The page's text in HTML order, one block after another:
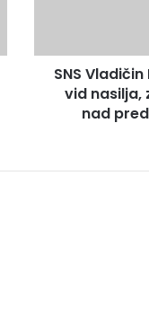
SNS
vid nasilja,
nad